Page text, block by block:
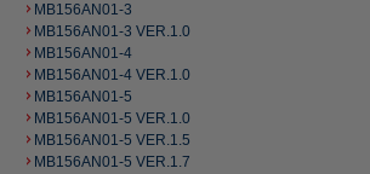
MB156AN01-3
MB156AN01-3 VER.1.0
MB156AN01-4
MB156AN01-4 VER.1.0
MB156AN01-5
MB156AN01-5 VER.1.0
MB156AN01-5 VER.1.5
MB156AN01-5 VER.1.7